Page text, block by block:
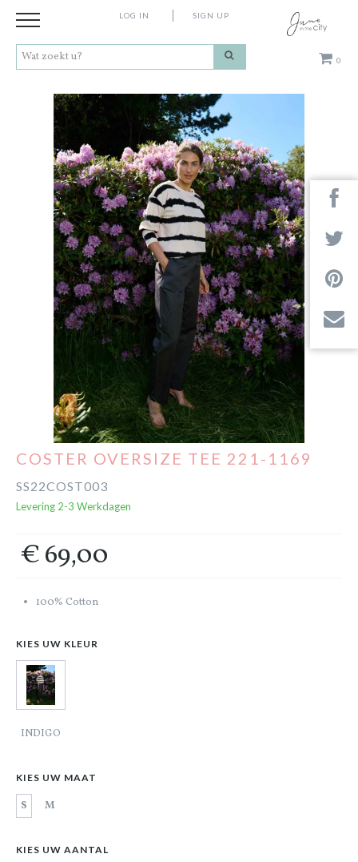
0
LOG IN SIGN UP
Kleding
Schoenen
Accessoires
Cadeaus
Merken
Contact
Cadeaubon
Outlet
Next
COSTER OVERSIZE TEE 221-1169
SS22COST003
Levering 2-3 Werkdagen
€ 69,00
100% Cotton
KIES UW KLEUR
INDIGO
KIES UW MAAT
S M
KIES UW AANTAL